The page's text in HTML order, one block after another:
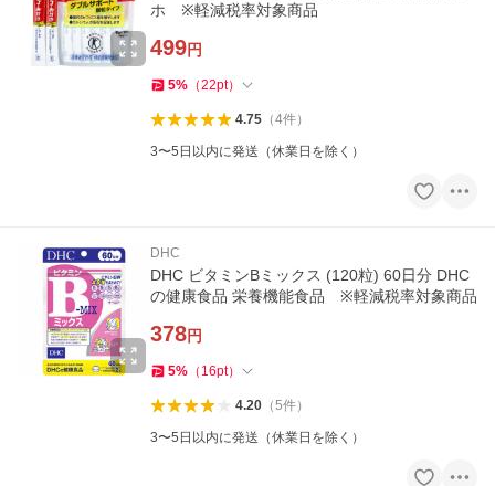
ホ ※軽減税率対象商品
499円
5% （22pt）
4.75（4件）
3〜5日以内に発送（休業日を除く）
DHC
DHC ビタミンBミックス (120粒) 60日分 DHC
の健康食品 栄養機能食品 ※軽減税率対象商品
378円
5% （ 16pt）
4.20（5件）
3〜5日以内に発送（休業日を除く）